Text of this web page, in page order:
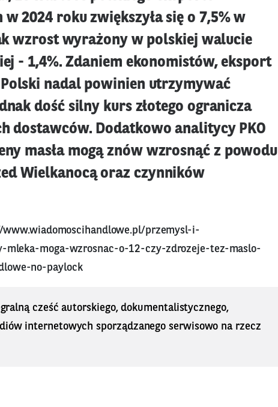
2024 roku zwiększyła się o 7,5% w
wzrost wyrażony w polskiej walucie
- 1,4%. Zdaniem ekonomistów, eksport
nadal powinien utrzymywać
dość silny kurs złotego ogranicza
dostawców. Dodatkowo analitycy PKO
masła mogą znów wzrosnąć z powodu
Wielkanocą oraz czynników
www.wiadomoscihandlowe.pl/przemysl-i-
mleka-moga-wzrosnac-o-12-czy-zdrozeje-tez-maslo-
no-paylock
cześć autorskiego, dokumentalistycznego,
internetowych sporządzanego serwisowo na rzecz